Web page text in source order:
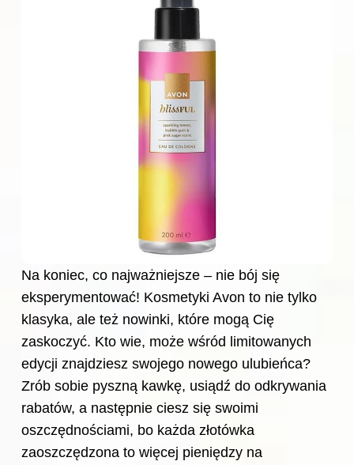
Na koniec, co najważniejsze – nie bój się
eksperymentować! Kosmetyki Avon to nie tylko
klasyka, ale też nowinki, które mogą Cię
zaskoczyć. Kto wie, może wśród limitowanych
edycji znajdziesz swojego nowego ulubieńca?
Zrób sobie pyszną kawkę, usiądź do odkrywania
rabatów, a następnie ciesz się swoimi
oszczędnościami, bo każda złotówka
zaoszczędzona to więcej pieniędzy na